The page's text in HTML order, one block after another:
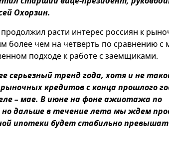
Охорзин.
расти интерес россиян к
более чем на четверть по сравнению с
подходе к работе с заемщиками.
серьезный тренд года, хотя и не
кредитов с конца прошлого
– мае. В июне на фоне ажиотажа по
но дальше в течение лета мы ждем
ипотеки будет стабильно